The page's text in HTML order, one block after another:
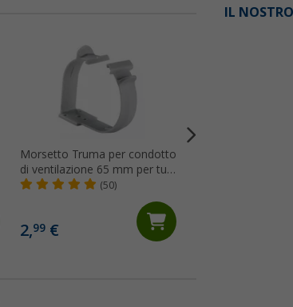
IL
Morsetto Truma per condotto
di ventilazione 65 mm per tubi
aria fredda Truma
(50)
2,99 €